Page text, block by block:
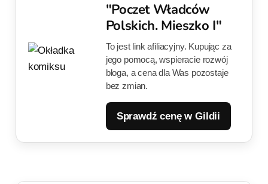
"Poczet Władców
Polskich. Mieszko I"
To jest link afiliacyjny. Kupując za
jego pomocą, wspieracie rozwój
bloga, a cena dla Was pozostaje
bez zmian.
Sprawdź cenę w Gildii